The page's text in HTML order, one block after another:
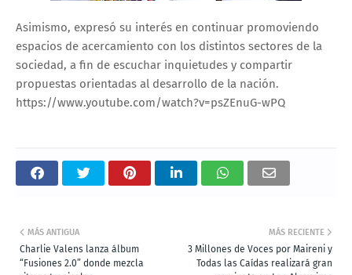
Asimismo, expresó su interés en continuar promoviendo
espacios de acercamiento con los distintos sectores de la
sociedad, a fin de escuchar inquietudes y compartir
propuestas orientadas al desarrollo de la nación.
https://www.youtube.com/watch?v=psZEnuG-wPQ
MÁS RECIENTE
3 Millones de Voces por Maireni y
Todas las Caídas realizará gran
MÁS ANTIGUA
Charlie Valens lanza álbum
“Fusiones 2.0” donde mezcla